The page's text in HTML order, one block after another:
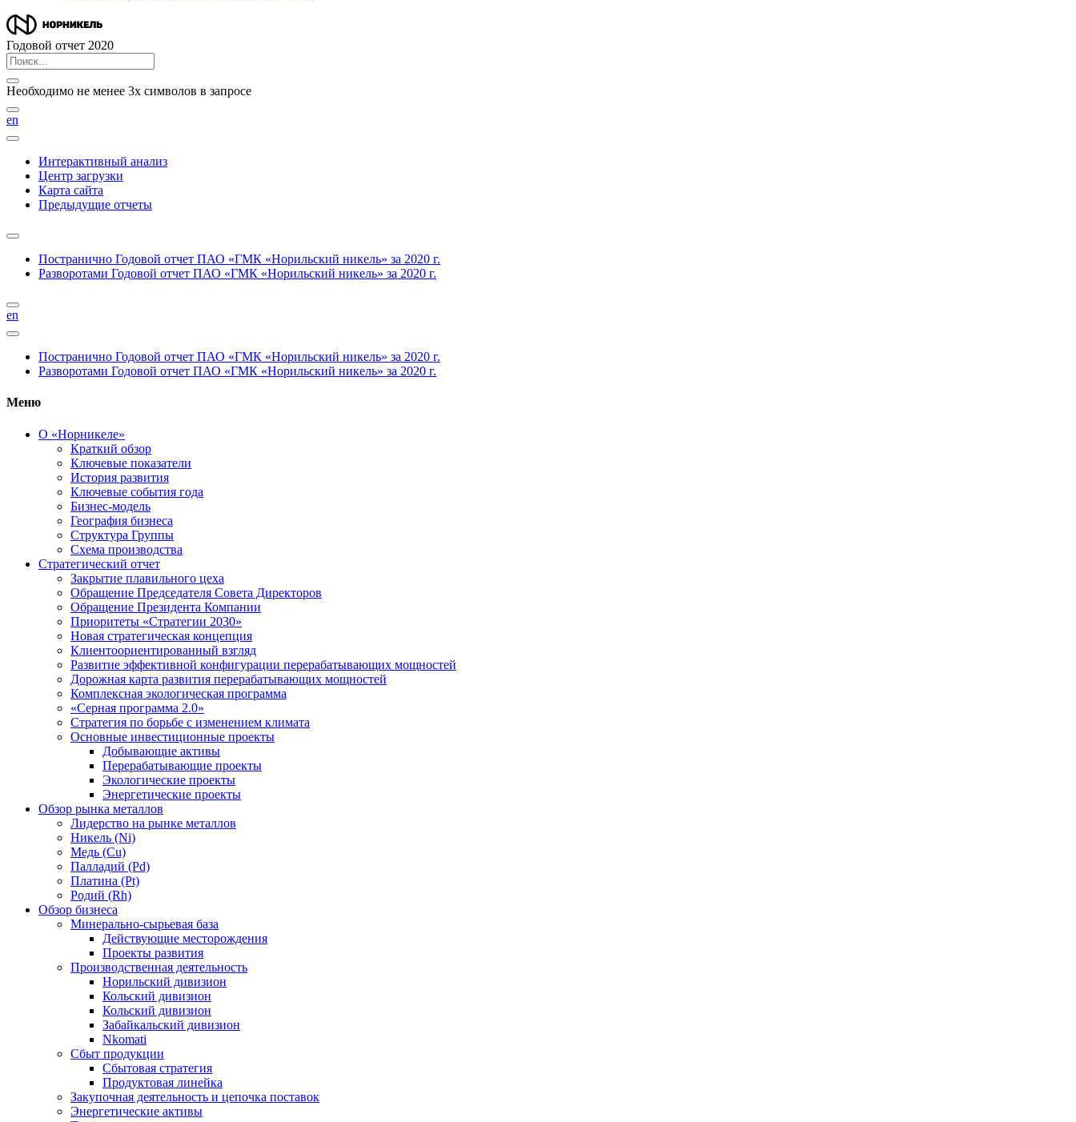
Годовой отчет 2020
Необходимо не менее 3х символов в запросе
en
Интерактивный анализ
Центр загрузки
Карта сайта
Предыдущие отчеты
Постранично Годовой отчет ПАО «ГМК «Норильский никель» за 2020 г.
Разворотами Годовой отчет ПАО «ГМК «Норильский никель» за 2020 г.
en
Постранично Годовой отчет ПАО «ГМК «Норильский никель» за 2020 г.
Разворотами Годовой отчет ПАО «ГМК «Норильский никель» за 2020 г.
Меню
О «Норникеле»
Краткий обзор
Ключевые показатели
История развития
Ключевые события года
Бизнес-модель
География бизнеса
Структура Группы
Схема производства
Стратегический отчет
Закрытие плавильного цеха
Обращение Председателя Совета Директоров
Обращение Президента Компании
Приоритеты «Стратегии 2030»
Новая стратегическая концепция
Клиентоориентированный взгляд
Развитие эффективной конфигурации перерабатывающих мощностей
Дорожная карта развития перерабатывающих мощностей
Комплексная экологическая программа
«Серная программа 2.0»
Стратегия по борьбе с изменением климата
Основные инвестиционные проекты
Добывающие активы
Перерабатывающие проекты
Экологические проекты
Энергетические проекты
Обзор рынка металлов
Лидерство на рынке металлов
Никель (Ni)
Медь (Cu)
Палладий (Pd)
Платина (Pt)
Родий (Rh)
Обзор бизнеса
Минерально-сырьевая база
Действующие месторождения
Проекты развития
Производственная деятельность
Норильский дивизион
Кольский дивизион
Кольский дивизион
Забайкальский дивизион
Nkomati
Сбыт продукции
Сбытовая стратегия
Продуктовая линейка
Закупочная деятельность и цепочка поставок
Энергетические активы